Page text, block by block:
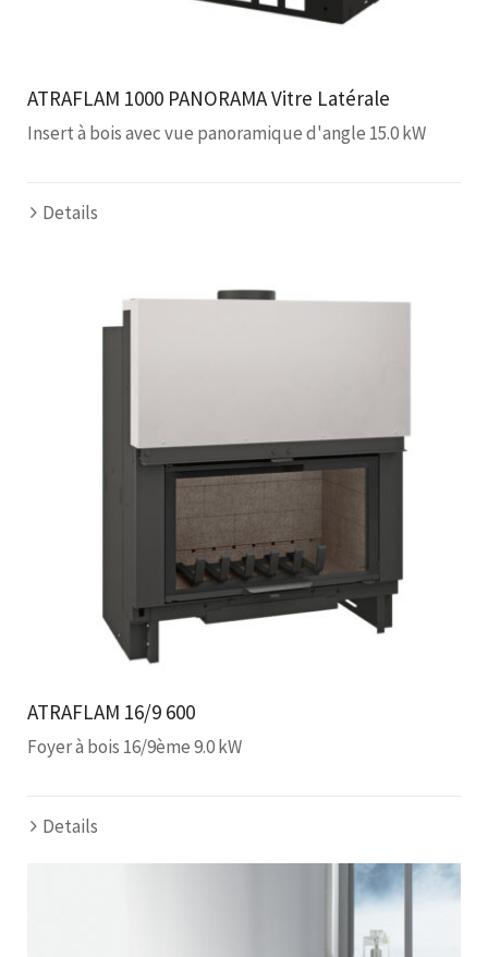
ATRAFLAM 1000 PANORAMA Vitre Latérale
Insert à bois avec vue panoramique d'angle 15.0 kW
Details
ATRAFLAM 16/9 600
Foyer à bois 16/9ème 9.0 kW
Details